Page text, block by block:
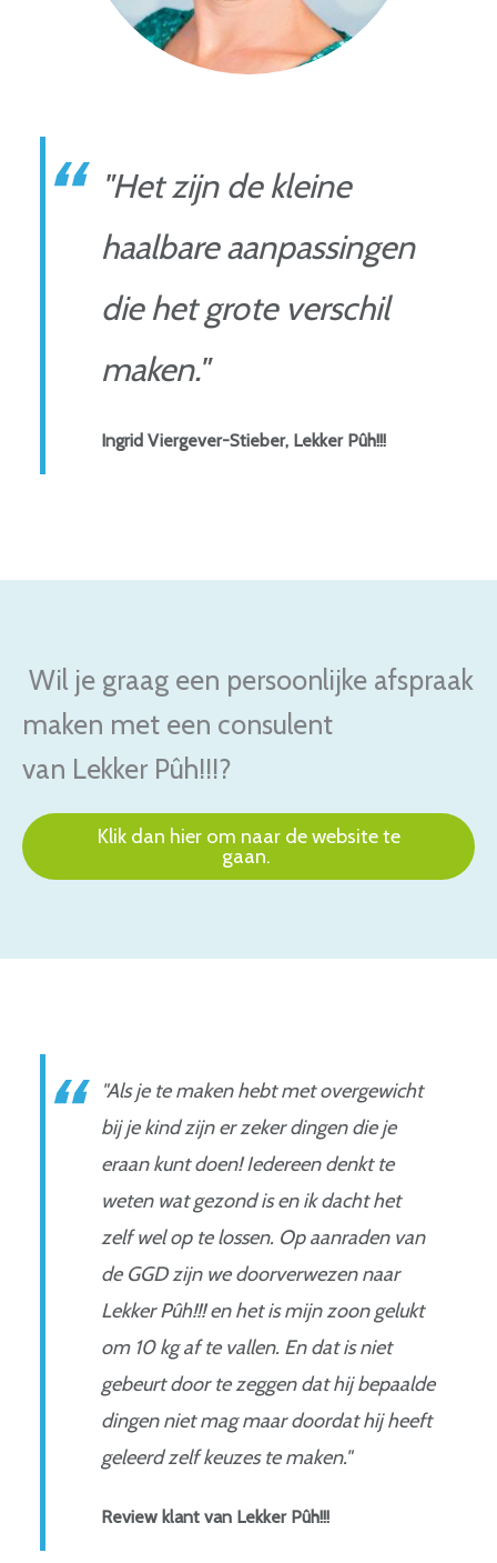
"Het zijn de kleine
haalbare aanpassingen
die het grote verschil
maken."
Ingrid Viergever-Stieber, Lekker Pûh!!!
Wil je graag een persoonlijke afspraak
maken met een consulent
van Lekker Pûh!!!?
Klik dan hier om naar de website te
gaan.
"Als je te maken hebt met overgewicht
bij je kind zijn er zeker dingen die je
eraan kunt doen! Iedereen denkt te
weten wat gezond is en ik dacht het
zelf wel op te lossen. Op aanraden van
de GGD zijn we doorverwezen naar
Lekker Pûh!!! en het is mijn zoon gelukt
om 10 kg af te vallen. En dat is niet
gebeurt door te zeggen dat hij bepaalde
dingen niet mag maar doordat hij heeft
geleerd zelf keuzes te maken."
Review klant van Lekker Pûh!!!